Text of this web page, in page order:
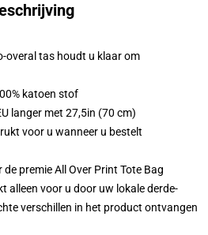
overal tas houdt u klaar om
katoen stof
langer met 27,5in (70 cm)
voor u wanneer u bestelt
premie All Over Print Tote Bag
alleen voor u door uw lokale derde-
verschillen in het product ontvangen